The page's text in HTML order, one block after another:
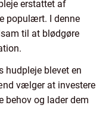
erstattet af
populært. I denne
til at blødgøre
hudpleje blevet en
vælger at investere
behov og lader dem